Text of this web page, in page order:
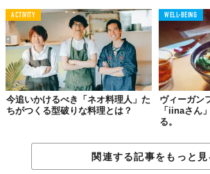
この世界は、もっと広い
ACTIVITY
今追いかけるべき「ネオ料理人」た
ちがつくる型破りな料理とは？
WELL-BEING
ヴィーガン
「iinaさん
る。
関連する記事をもっと見